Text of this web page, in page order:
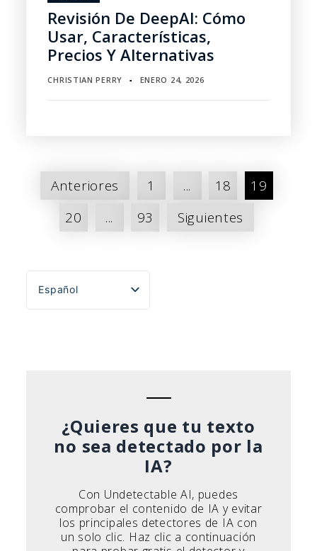
Revisión De DeepAI: Cómo
Usar, Características,
Precios Y Alternativas
CHRISTIAN PERRY ▪ ENERO 24, 2026
Paginación
Anteriores 1 ... 18
19
20
... 93 Siguientes
Español
English
¿Quieres que tu texto
no sea detectado por la
IA?
Con Undetectable AI, puedes
comprobar el contenido de IA y evitar
los principales detectores de IA con
un solo clic. Haz clic a continuación